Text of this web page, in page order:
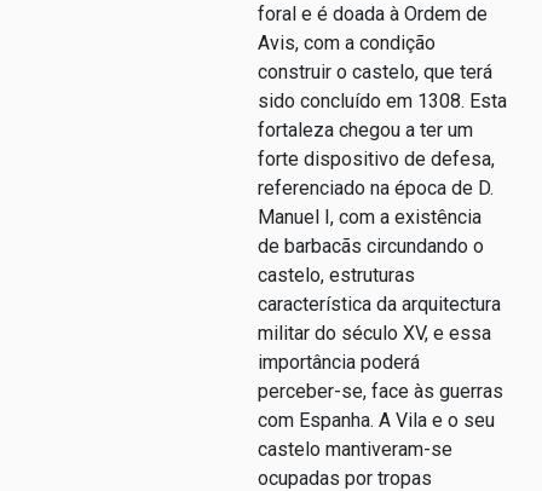
foral e é doada à Ordem de
Avis, com a condição
construir o castelo, que terá
sido concluído em 1308. Esta
fortaleza chegou a ter um
forte dispositivo de defesa,
referenciado na época de D.
Manuel I, com a existência
de barbacãs circundando o
castelo, estruturas
característica da arquitectura
militar do século XV, e essa
importância poderá
perceber-se, face às guerras
com Espanha. A Vila e o seu
castelo mantiveram-se
ocupadas por tropas